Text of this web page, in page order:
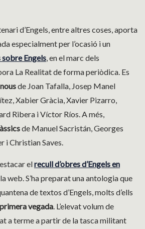
d’Engels, entre altres coses, aporta
especialment per l’ocasió i un
Engels, en el marc dels
La Realitat de forma periòdica. Es
de Joan Tafalla, Josep Manel
Xabier Gràcia, Xavier Pizarro,
Ribera i Víctor Ríos. A més,
de Manuel Sacristán, Georges
i Christian Saves.
elrecull d’obres d’Engels en
web. S’ha preparat una antologia que
de textos d’Engels, molts d’ells
vegada. L’elevat volum de
a terme a partir de la tasca militant